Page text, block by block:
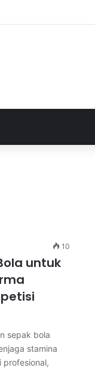
Piala AFF U-17 2026
10
untuk
sepak bola
stamina
profesional,